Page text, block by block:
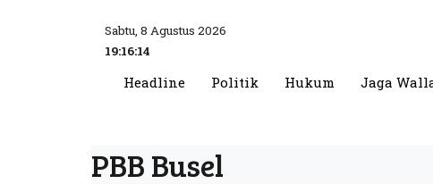
Sabtu, 8 Agustus 2026
19:16:14
Headline Politik Hukum Jaga
PBB Busel